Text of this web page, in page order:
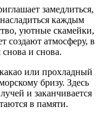
замедлиться,
каждым
уютные скамейки,
создают атмосферу, в
снова и снова.
или прохладный
бризу. Здесь
и заканчивается
в памяти.